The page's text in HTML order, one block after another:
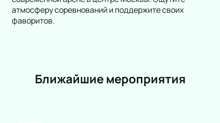
атмосферу соревнований и поддержите своих
фаворитов.
Ближайшие мероприятия